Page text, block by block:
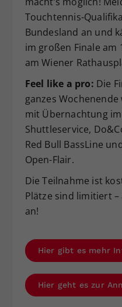
Touchtennis-
Bundesland an und
im großen Finale am
am Wiener
Feel like a pro: Die
ganzes
mit Übernachtung
Shuttleservice,
Red Bull BassLine
Open-Flair.
Die Teilnahme ist
Plätze sind limitiert
an!
Hier gibt es mehr
Hier geht es zur
Zweck
Dieser
zufällig